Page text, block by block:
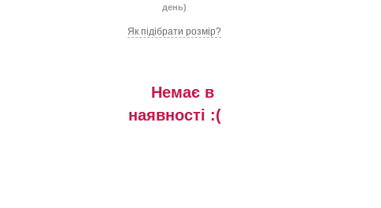
день)
Як підібрати розмір?
Немає в
наявностi :(